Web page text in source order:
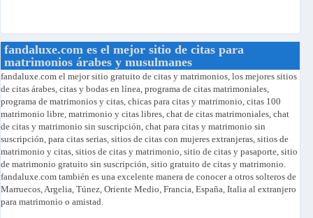
fandaluxe.com es el mejor sitio de citas para
matrimonios árabes y musulmanes
fandaluxe.com el mejor sitio gratuito de citas y matrimonios, los mejores sitios
de citas árabes, citas y bodas en línea, programa de citas matrimoniales,
programa de matrimonios y citas, chicas para citas y matrimonio, citas 100
matrimonio libre, matrimonio y citas libres, chat de citas matrimoniales, chat
de citas y matrimonio sin suscripción, chat para citas y matrimonio sin
suscripción, para citas serias, sitios de citas con mujeres extranjeras, sitios de
matrimonio y citas, sitios de citas y matrimonio, sitio de citas y pasaporte, sitio
de matrimonio gratuito sin suscripción, sitio gratuito de citas y matrimonio.
fandaluxe.com también es una excelente manera de conocer a otros solteros de
Marruecos, Argelia, Túnez, Oriente Medio, Francia, España, Italia al extranjero
para matrimonio o amistad.